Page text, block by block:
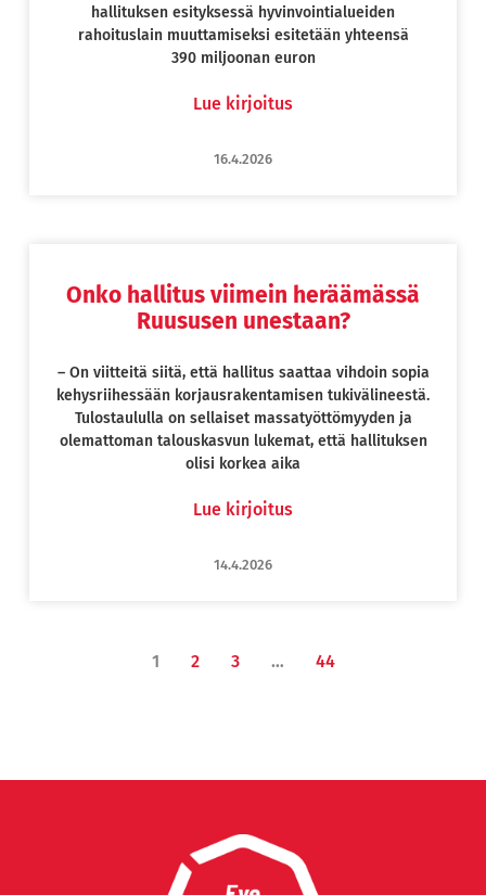
hallituksen esityksessä hyvinvointialueiden
rahoituslain muuttamiseksi esitetään yhteensä
390 miljoonan euron
Lue kirjoitus
16.4.2026
Onko hallitus viimein heräämässä
Ruususen unestaan?
– On viitteitä siitä, että hallitus saattaa vihdoin sopia
kehysriihessään korjausrakentamisen tukivälineestä.
Tulostaululla on sellaiset massatyöttömyyden ja
olemattoman talouskasvun lukemat, että hallituksen
olisi korkea aika
Lue kirjoitus
14.4.2026
1 2 3 … 44